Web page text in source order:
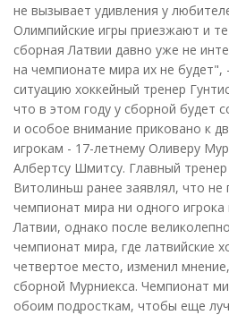
не вызывает удивления у
Олимпийские игры приезжают и
сборная Латвии давно уже не
на чемпионате мира их не будет",
ситуацию хоккейный тренер
что в этом году у сборной будет
и особое внимание приковано к
игрокам - 17-летнему Оливеру
Албертсу Шмитсу. Главный
Витолиньш ранее заявлял, что не
чемпионат мира ни одного
Латвии, однако после
чемпионат мира, где латвийские
четвертое место, изменил
сборной Мурниекса. Чемпионат
обоим подросткам, чтобы еще